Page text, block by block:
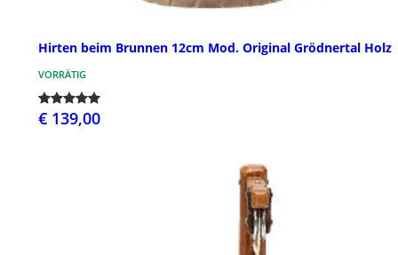
Hirten beim Brunnen 12cm Mod. Original Grödnertal Holz
VORRÄTIG
€ 139,00